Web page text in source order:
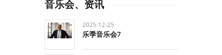
音乐会、资讯
2025-12-25
乐季音乐会7